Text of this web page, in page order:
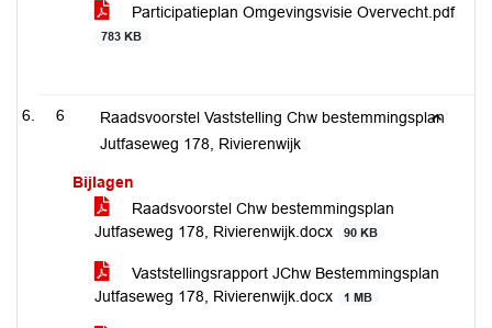
Participatieplan Omgevingsvisie Overvecht.pdf
783 KB
6
Raadsvoorstel Vaststelling Chw bestemmingsplan
Jutfaseweg 178, Rivierenwijk
Bijlagen
Raadsvoorstel Chw bestemmingsplan
Jutfaseweg 178, Rivierenwijk.docx
90 KB
Vaststellingsrapport JChw Bestemmingsplan
Jutfaseweg 178, Rivierenwijk.docx
1 MB